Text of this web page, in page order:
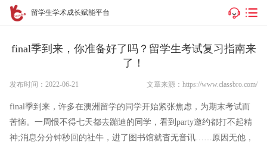
留学生学术成长赋能平台
final季到来，你准备好了吗？留学生考试复习指南来
了！
发布时间：2022-06-21 文章来源：https://www.classbro.com/
final季到来，许多在澳洲留学的同学开始紧张焦虑，为期末考试而
苦恼。一周恨不得七天都去蹦迪的同学，看到party邀约都打不起精
神;消息分分钟秒回的社牛，进了图书馆就杳无音讯……原因无他，